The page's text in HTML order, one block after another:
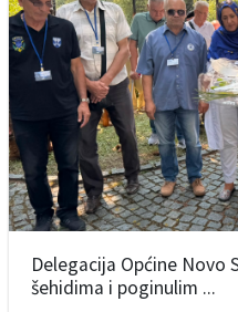
Delegacija Općine Novo
šehidima i poginulim ...